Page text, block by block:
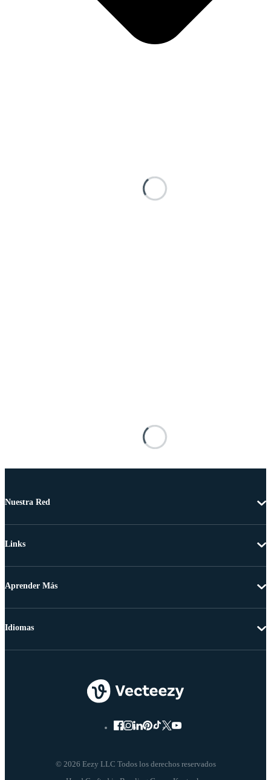
Nuestra Red
Links
Aprender Más
© 2026 Eezy LLC Todos los derechos reservados
Idiomas